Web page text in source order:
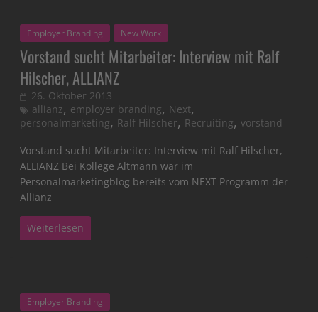
Employer Branding New Work
Vorstand sucht Mitarbeiter: Interview mit Ralf
Hilscher, ALLIANZ
26. Oktober 2013
allianz, employer branding, Next,
personalmarketing, Ralf Hilscher, Recruiting,vorstand
Vorstand sucht Mitarbeiter: Interview mit Ralf Hilscher,
ALLIANZ Bei Kollege Altmann war im
Personalmarketingblog bereits vom NEXT Programm der
Allianz
Weiterlesen
Employer Branding